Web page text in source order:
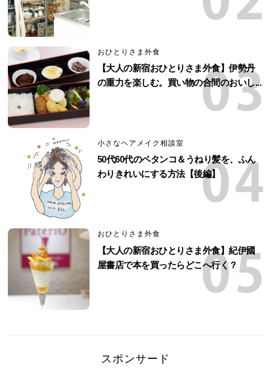
おひとりさま外食
【大人の新宿おひとりさま外食】伊勢丹
の重力を楽しむ。買い物の合間のおいし...
小さなヘアメイク相談室
50代60代のペタンコ＆うねり髪を、ふん
わりきれいにする方法【後編】
おひとりさま外食
【大人の新宿おひとりさま外食】紀伊國
屋書店で本を買ったらどこへ行く？
スポンサード